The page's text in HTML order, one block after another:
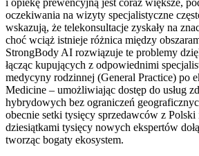
oczekiwania na wizyty specjalistyczne
wskazują, że telekonsultacje zyskały na
choć wciąż istnieje różnica między
StrongBody AI rozwiązuje te problemy
łącząc kupujących z odpowiednimi
medycyny rodzinnej (General Practice) po
Medicine – umożliwiając dostęp do usług
hybrydowych bez ograniczeń
obecnie setki tysięcy sprzedawców z
dziesiątkami tysięcy nowych ekspertów
tworząc bogaty ekosystem.